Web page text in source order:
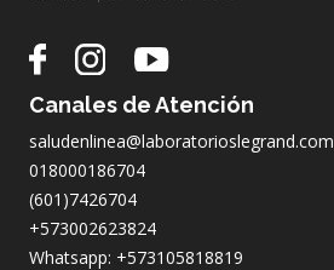
Canales de Atención
saludenlinea@laboratorioslegrand.com
018000186704
(601)7426704
+573002623824
Whatsapp: +573105818819